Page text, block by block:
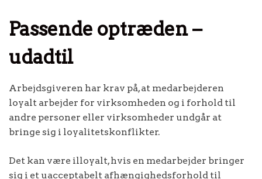
Passende optræden –
udadtil
Arbejdsgiveren har krav på, at medarbejderen
loyalt arbejder for virksomheden og i forhold til
andre personer eller virksomheder undgår at
bringe sig i loyalitetskonflikter.
Det kan være illoyalt, hvis en medarbejder bringer
sig i et uacceptabelt afhængighedsforhold til